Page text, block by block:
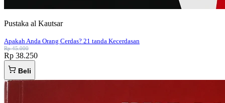
Pustaka al Kautsar
Apakah Anda Orang Cerdas? 21 tanda Kecerdasan
Rp 45.000
Rp 38.250
Beli